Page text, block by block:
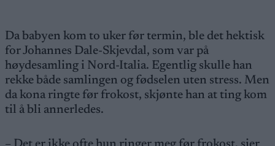
Da babyen kom to uker før termin, ble det hektisk
for Johannes Dale-Skjevdal, som var på
høydesamling i Nord-Italia. Egentlig skulle han
rekke både samlingen og fødselen uten stress. Men
da kona ringte før frokost, skjønte han at ting kom
til å bli annerledes.